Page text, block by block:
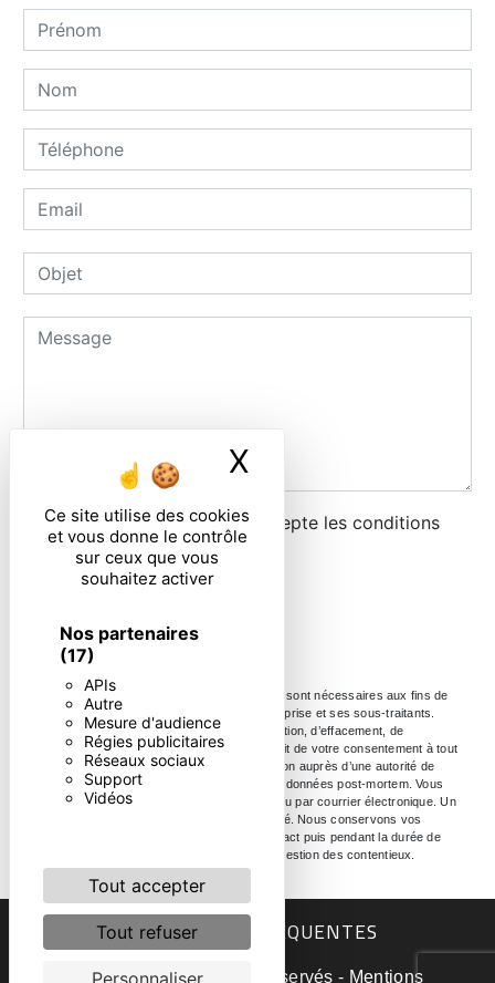
Ce site utilise des cookies
et vous donne le contrôle
sur ceux que vous
souhaitez activer
Nos partenaires
(17)
APIs
Autre
Mesure d'audience
Régies publicitaires
Réseaux sociaux
Support
Vidéos
Tout accepter
Tout refuser
Personnaliser
X
En cochant cette case, j'accepte les conditions
particulières ci-dessous **
** Les données personnelles communiquées sont nécessaires aux fins de
vous contacter. Elles sont destinées à l'entreprise et ses sous-traitants.
Vous disposez de droits d’accès, de rectification, d’effacement, de
portabilité, de limitation, d’opposition, de retrait de votre consentement à tout
moment et du droit d’introduire une réclamation auprès d’une autorité de
contrôle, ainsi que d’organiser le sort de vos données post-mortem. Vous
pouvez exercer ces droits par voie postale ou par courrier électronique. Un
justificatif d'identité pourra vous être demandé. Nous conservons vos
données pendant la période de prise de contact puis pendant la durée de
prescription légale aux fins probatoire et de gestion des contentieux.
RECHERCHES FRÉQUENTES
Vistalid- 2026 - Tous droits réservés - Mentions